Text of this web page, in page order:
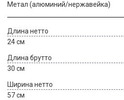
Метал (алюминий/нержавейка)
Длина нетто
24 см
Длина брутто
30 см
Ширина нетто
57 см